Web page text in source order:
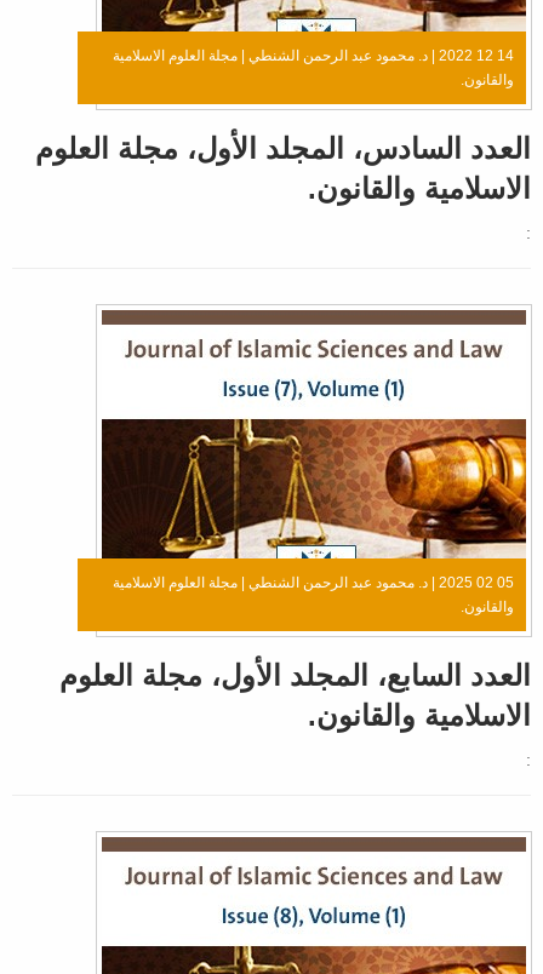
14 12 2022 | د. محمود عبد الرحمن الشنطي
مجلة العلوم الاسلامية
والقانون.
العدد السادس، المجلد الأول، مجلة العلوم
الاسلامية والقانون.
:
05 02 2025 | د. محمود عبد الرحمن الشنطي
مجلة العلوم الاسلامية
والقانون.
العدد السابع، المجلد الأول، مجلة العلوم
الاسلامية والقانون.
: